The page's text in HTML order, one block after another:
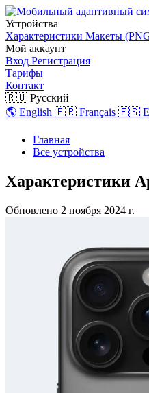
Устройства
Характеристики Макеты
Мой аккаунт
Вход Регистрация
Тарифы
Контакт
🇷🇺 Русский
🌎 English 🇫🇷 Français 🇪🇸
Главная
Все устройства
Характеристики
Обновлено 2 ноября 2024 г.